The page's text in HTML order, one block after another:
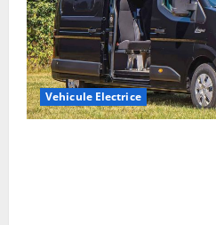
Vehicule Electrice